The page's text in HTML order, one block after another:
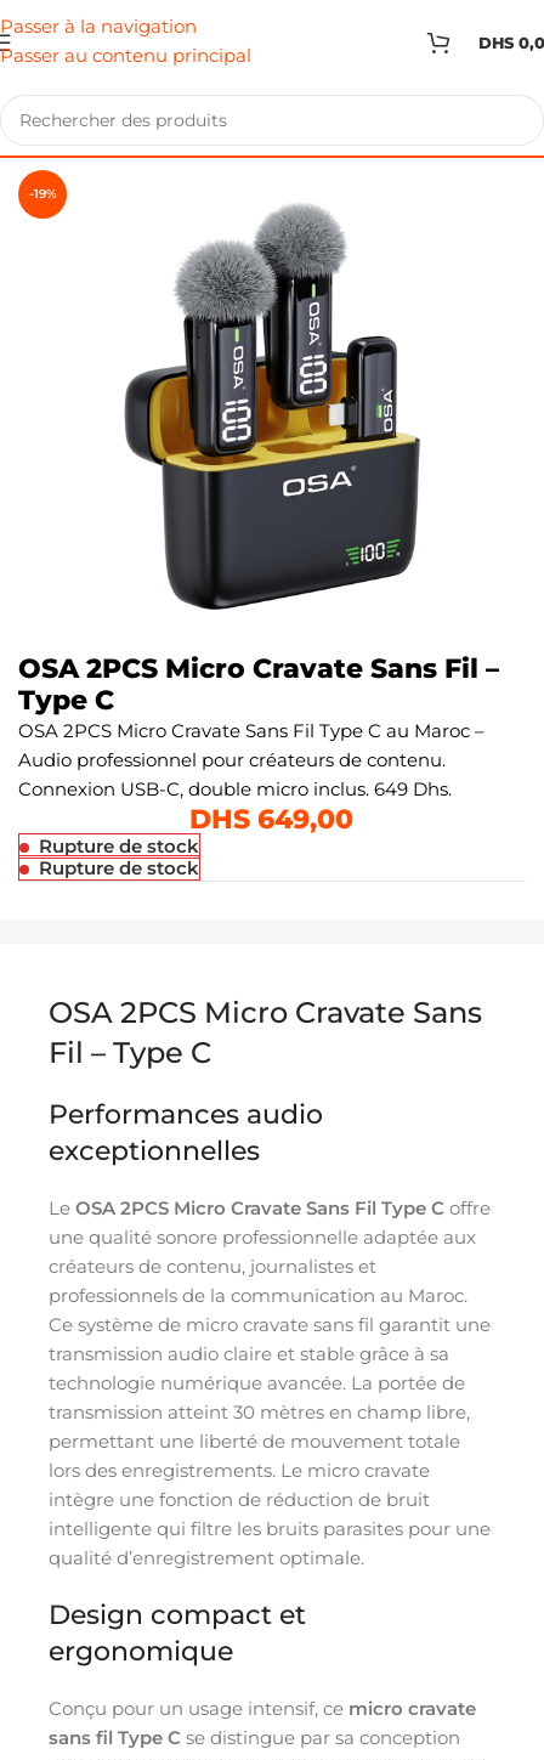
Passer à la navigation
Passer au contenu principal
DHS
-19%
OSA 2PCS Micro Cravate Sans Fil –
Type C
OSA 2PCS Micro Cravate Sans Fil Type C au Maroc –
Audio professionnel pour créateurs de contenu.
Connexion USB-C, double micro inclus. 649 Dhs.
DHS 649,00
Rupture de stock
Rupture de stock
OSA 2PCS Micro Cravate Sans
Fil – Type C
Performances audio
exceptionnelles
Le OSA 2PCS Micro Cravate Sans Fil Type C offre
une qualité sonore professionnelle adaptée aux
créateurs de contenu, journalistes et
professionnels de la communication au Maroc.
Ce système de micro cravate sans fil garantit une
transmission audio claire et stable grâce à sa
technologie numérique avancée. La portée de
transmission atteint 30 mètres en champ libre,
permettant une liberté de mouvement totale
lors des enregistrements. Le micro cravate
intègre une fonction de réduction de bruit
intelligente qui filtre les bruits parasites pour une
qualité d’enregistrement optimale.
Design compact et
ergonomique
Conçu pour un usage intensif, ce micro cravate
sans fil Type C se distingue par sa conception